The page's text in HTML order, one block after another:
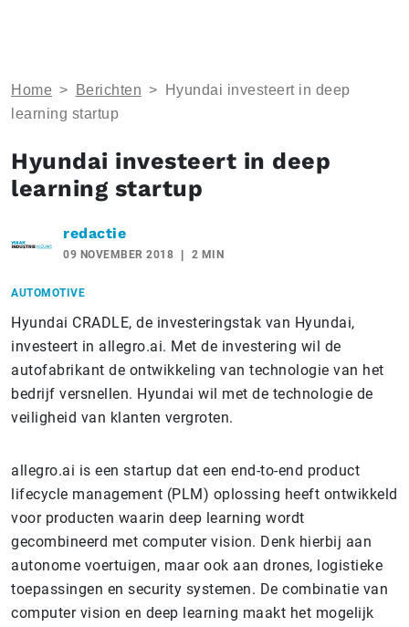
Home > Berichten >
Hyundai investeert in deep
learning startup
Hyundai investeert in deep
learning startup
redactie
09 NOVEMBER 2018 2 MIN
AUTOMOTIVE
Hyundai CRADLE, de investeringstak van Hyundai,
investeert in allegro.ai. Met de investering wil de
autofabrikant de ontwikkeling van technologie van het
bedrijf versnellen. Hyundai wil met de technologie de
veiligheid van klanten vergroten.
allegro.ai is een startup dat een end-to-end product
lifecycle management (PLM) oplossing heeft ontwikkeld
voor producten waarin deep learning wordt
gecombineerd met computer vision. Denk hierbij aan
autonome voertuigen, maar ook aan drones, logistieke
toepassingen en security systemen. De combinatie van
computer vision en deep learning maakt het mogelijk